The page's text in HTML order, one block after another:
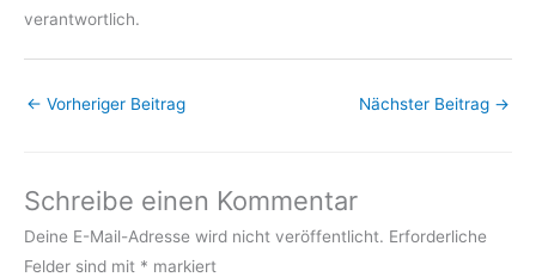
verantwortlich.
← Vorheriger Beitrag Nächster Beitrag →
Schreibe einen Kommentar
Deine E-Mail-Adresse wird nicht veröffentlicht. Erforderliche
Felder sind mit * markiert